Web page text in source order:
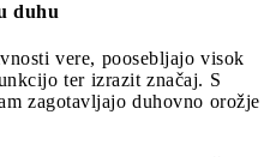
duhu
vere, poosebljajo visok
ter izrazit značaj. S
zagotavljajo duhovno orožje